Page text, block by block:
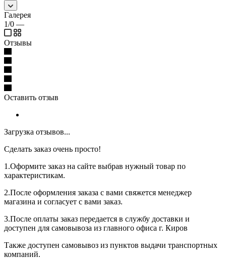
Галерея
1/0 —
Отзывы
Оставить отзыв
Загрузка отзывов...
Сделать заказ очень просто!
1.Оформите заказ на сайте выбрав нужный товар по
характеристикам.
2.После оформления заказа с вами свяжется менеджер
магазина и согласует с вами заказ.
3.После оплаты заказ передается в службу доставки и
доступен для самовывоза из главного офиса г. Киров
Также доступен самовывоз из пунктов выдачи транспортных
компаний.